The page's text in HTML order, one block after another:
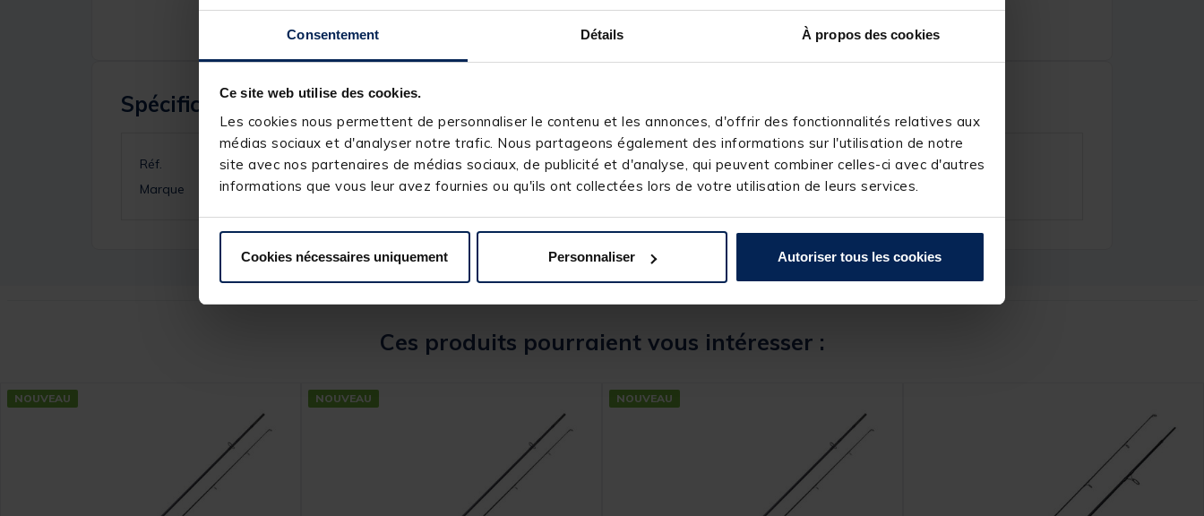
Consentement Détails À propos des cookies
Ce site web utilise des cookies.
Les cookies nous permettent de personnaliser le contenu et les annonces, d'offrir des fonctionnalités relatives aux
médias sociaux et d'analyser notre trafic. Nous partageons également des informations sur l'utilisation de notre
site avec nos partenaires de médias sociaux, de publicité et d'analyse, qui peuvent combiner celles-ci avec d'autres
informations que vous leur avez fournies ou qu'ils ont collectées lors de votre utilisation de leurs services.
Cookies nécessaires uniquement Personnaliser Autoriser tous les cookies
Spécifications
Réf.
245750-1
Marque
PROWESS
Ces produits pourraient vous intéresser :
NOUVEAU NOUVEAU NOUVEAU